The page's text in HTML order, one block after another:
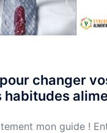
changer
habitudes
mon guide !